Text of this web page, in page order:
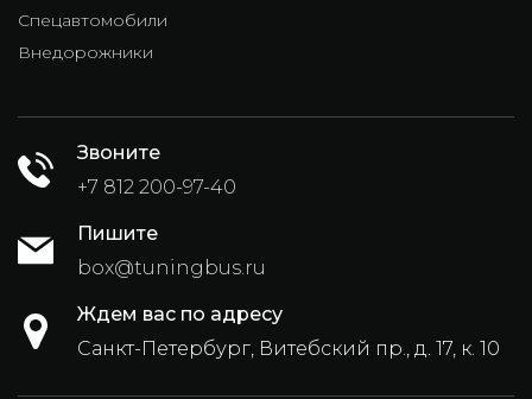
Спецавтомобили
Внедорожники
Звоните
+7 812 200-97-40
Пишите
box@tuningbus.ru
Ждем вас по адресу
Санкт-Петербург, Витебский пр., д. 17, к. 10